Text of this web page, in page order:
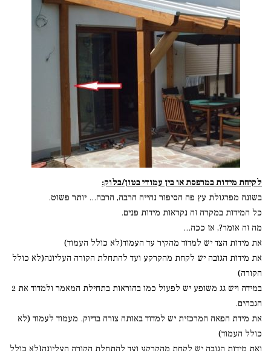
לקיחת מידות במרפסת או בין עמודי בטון/בלוק:
בשונה מפרגולת עץ פה הסיפור נהייה הרבה, הרבה... יותר פשוט.
כל המידות במקרה זה נקראות מידות פנים.
מה זה אומר?, אז ככה...
את מידות הצד יש למדוד מהקיר עד העמוד(לא כולל העמוד)
את מידות הגובה יש לקחת מהקרקע ועד להתחלת הקורה העליונה(לא כולל
הקורה)
במידה ויש גג משופע יש לפעול כמו בהוראות בתחילת המאמר ולמדוד את 2
הגבהים.
את מידת הפאה המרכזית יש למדוד באותה צורה בדיוק. מעמוד לעמוד (לא
כולל העמוד)